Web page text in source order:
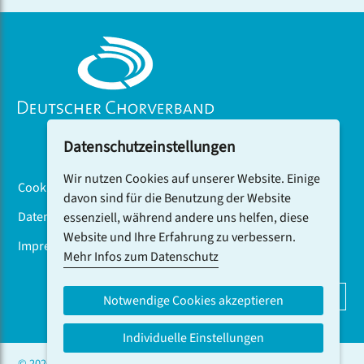
Cookiebanner
Datenschutz
Impressum
DCV-NEWSLETTER ABONNIEREN
Datenschutzeinstellungen
Wir nutzen Cookies auf unserer Website. Einige
davon sind für die Benutzung der Website
essenziell, während andere uns helfen, diese
Website und Ihre Erfahrung zu verbessern.
Mehr Infos zum Datenschutz
Notwendige Cookies akzeptieren
Individuelle Einstellungen